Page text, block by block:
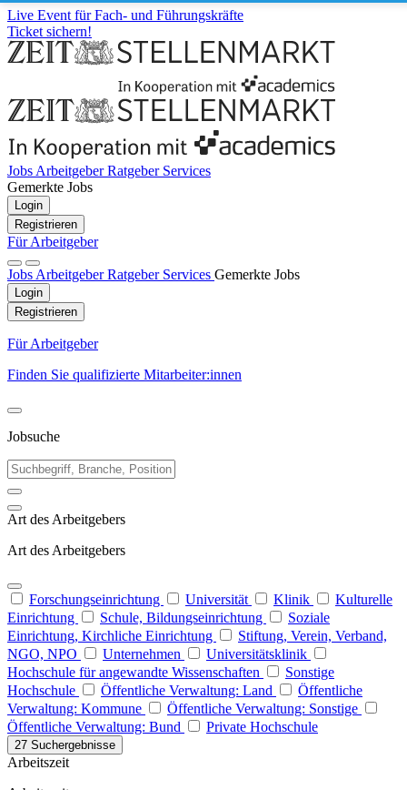
Live Event für Fach- und Führungskräfte
Ticket sichern!
Jobs ArbeitgeberRatgeber Services
Gemerkte Jobs
Login
Registrieren
Für Arbeitgeber
Jobs ArbeitgeberRatgeber Services Gemerkte Jobs
Login
Registrieren
Für Arbeitgeber
Finden Sie qualifizierte Mitarbeiter:innen
Jobsuche
Art des Arbeitgebers
Art des Arbeitgebers
Forschungseinrichtung Universität Klinik
Kulturelle
Einrichtung
Schule, Bildungseinrichtung
Soziale
Einrichtung, Kirchliche Einrichtung
Stiftung, Verein, Verband,
NGO, NPO
Unternehmen
Universitätsklinik
Hochschule für angewandte Wissenschaften
Sonstige
Hochschule
Öffentliche Verwaltung: Land
Öffentliche
Verwaltung: Kommune
Öffentliche Verwaltung: Sonstige
Öffentliche Verwaltung: Bund
Private Hochschule
27 Suchergebnisse
Arbeitszeit